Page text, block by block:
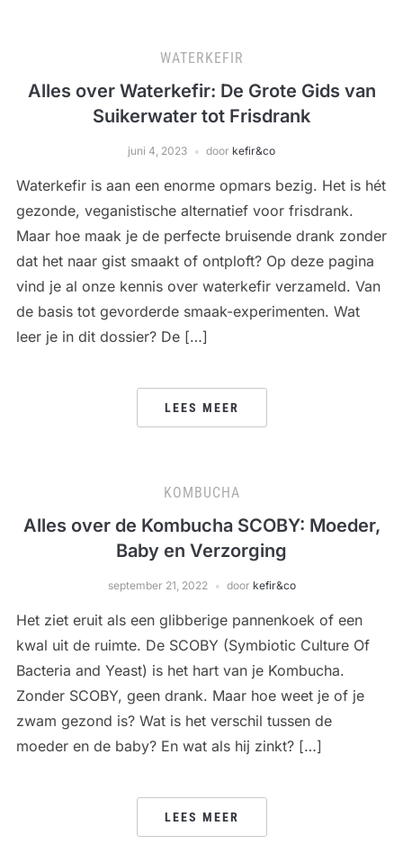
WATERKEFIR
Alles over Waterkefir: De Grote Gids van
Suikerwater tot Frisdrank
juni 4, 2023 door kefir&co
Waterkefir is aan een enorme opmars bezig. Het is hét
gezonde, veganistische alternatief voor frisdrank.
Maar hoe maak je de perfecte bruisende drank zonder
dat het naar gist smaakt of ontploft? Op deze pagina
vind je al onze kennis over waterkefir verzameld. Van
de basis tot gevorderde smaak-experimenten. Wat
leer je in dit dossier? De […]
LEES MEER
KOMBUCHA
Alles over de Kombucha SCOBY: Moeder,
Baby en Verzorging
september 21, 2022 door kefir&co
Het ziet eruit als een glibberige pannenkoek of een
kwal uit de ruimte. De SCOBY (Symbiotic Culture Of
Bacteria and Yeast) is het hart van je Kombucha.
Zonder SCOBY, geen drank. Maar hoe weet je of je
zwam gezond is? Wat is het verschil tussen de
moeder en de baby? En wat als hij zinkt? […]
LEES MEER